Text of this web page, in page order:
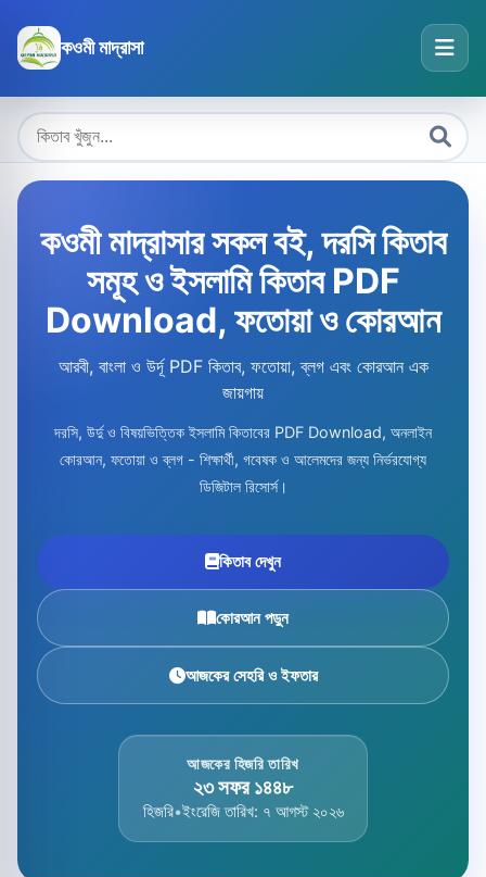
কওমী মাদ্রাসা
কওমী মাদ্রাসার সকল বই, দরসি কিতাব
সমূহ ও ইসলামি কিতাব PDF
Download, ফতোয়া ও কোরআন
আরবী, বাংলা ও উর্দূ PDF কিতাব, ফতোয়া, ব্লগ এবং কোরআন এক
জায়গায়
দরসি, উর্দু ও বিষয়ভিত্তিক ইসলামি কিতাবের PDF Download, অনলাইন
কোরআন, ফতোয়া ও ব্লগ - শিক্ষার্থী, গবেষক ও আলেমদের জন্য নির্ভরযোগ্য
ডিজিটাল রিসোর্স।
কিতাব দেখুন
কোরআন পড়ুন
আজকের সেহরি ও ইফতার
আজকের হিজরি তারিখ
২৩ সফর ১৪৪৮
হিজরি•ইংরেজি তারিখ: ৭ আগস্ট ২০২৬